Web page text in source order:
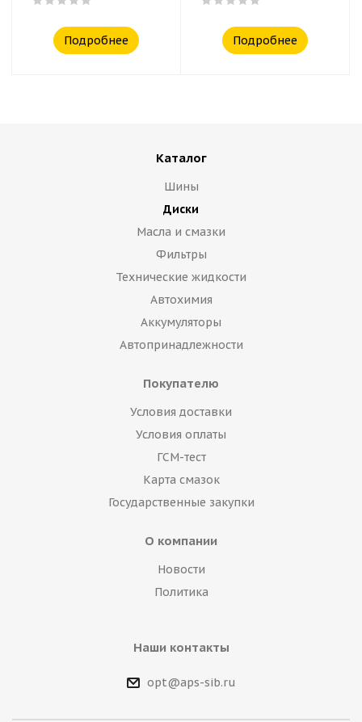
Подробнее Подробнее
Каталог
Шины
Диски
Масла и смазки
Фильтры
Технические жидкости
Автохимия
Аккумуляторы
Автопринадлежности
Покупателю
Условия доставки
Условия оплаты
ГСМ-тест
Карта смазок
Государственные закупки
О компании
Новости
Политика
Наши контакты
opt@aps-sib.ru